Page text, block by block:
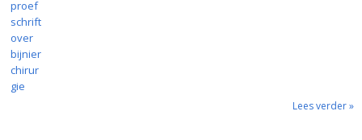
Lees verder »